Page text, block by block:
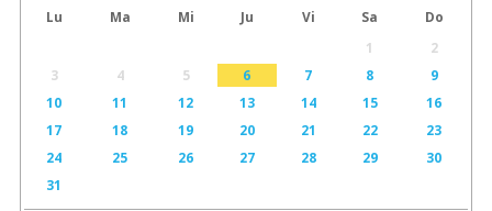
Lu Ma Mi Ju Vi Sa
Do
1
2
3
4 5 6 7 8
9
10
11 12 13 14 15
16
17
18 19 20 21 22
23
24
25 26 27 28 29
30
31